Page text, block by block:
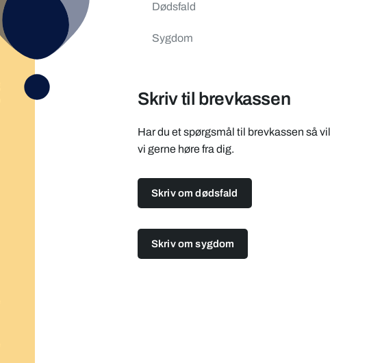
Dødsfald
Sygdom
Skriv til brevkassen
Har du et spørgsmål til brevkassen så vil
vi gerne høre fra dig.
Skriv om dødsfald
Skriv om sygdom